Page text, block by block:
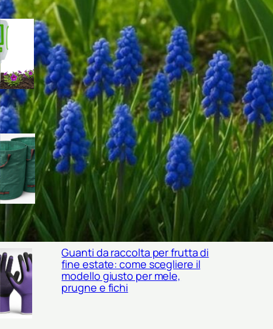
Come scegliere un misuratore
portatile di salinità del terreno
per orto e giardino in piena
estate
Sacchi riutilizzabili per sfalci e
foglie: come scegliere le
borse da giardino giuste per
l’estate
Guanti da raccolta per frutta di
fine estate: come scegliere il
modello giusto per mele,
prugne e fichi